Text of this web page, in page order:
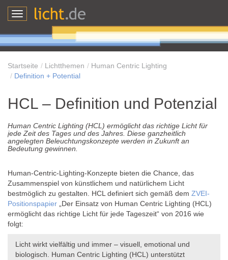
Toggle
Startseite Lichtthemen
Human Centric Lighting
Definition + Potential
HCL – Definition und Potenzial
Human Centric Lighting (HCL) ermöglicht das richtige Licht für
jede Zeit des Tages und des Jahres. Diese ganzheitlich
angelegten Beleuchtungskonzepte werden in Zukunft an
Bedeutung gewinnen.
Human-Centric-Lighting-Konzepte bieten die Chance, das
Zusammenspiel von künstlichem und natürlichem Licht
bestmöglich zu gestalten. HCL definiert sich gemäß dem ZVEI-
Positionspapier „Der Einsatz von Human Centric Lighting (HCL)
ermöglicht das richtige Licht für jede Tageszeit“ von 2016 wie
folgt:
Licht wirkt vielfältig und immer – visuell, emotional und
biologisch. Human Centric Lighting (HCL) unterstützt